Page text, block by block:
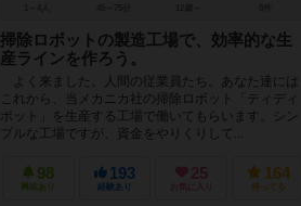
掃除ロボットの製造工場で、効率的な生
産ラインを作ろう。
よく来ました。人間の従業員たち。あなた達には
これから、当メカニカ社の掃除ロボット「ティディ
ボット」を生産する工場で働いてもらいます。シン
プルな工場ですが、資金をやりくりして...
98
興味あり
193
経験あり
25
お気に入り
164
持ってる